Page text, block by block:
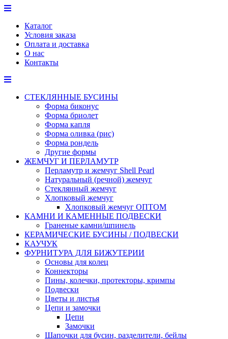
Перейти
содержимому
Каталог
Условия заказа
Оплата и доставка
О нас
Контакты
СТЕКЛЯННЫЕ БУСИНЫ
Форма биконус
Форма бриолет
Форма капля
Форма оливка (рис)
Форма рондель
Другие формы
ЖЕМЧУГ И ПЕРЛАМУТР
Перламутр и жемчуг Shell Pearl
Натуральный (речной) жемчуг
Стеклянный жемчуг
Хлопковый жемчуг
Хлопковый жемчуг ОПТОМ
КАМНИ И КАМЕННЫЕ ПОДВЕСКИ
Граненые камни/шпинель
КЕРАМИЧЕСКИЕ БУСИНЫ / ПОДВЕСКИ
КАУЧУК
ФУРНИТУРА ДЛЯ БИЖУТЕРИИ
Основы для колец
Коннекторы
Пины, колечки, протекторы, кримпы
Подвески
Цветы и листья
Цепи и замочки
Цепи
Замочки
Шапочки для бусин, разделители, бейлы